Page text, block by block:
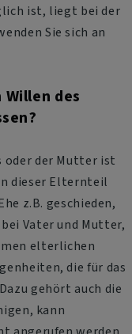
ist, liegt bei der
Sie sich an
des
oder der Mutter ist
dieser Elternteil
z.B. geschieden,
Vater und Mutter,
elterlichen
die für das
gehört auch die
kann